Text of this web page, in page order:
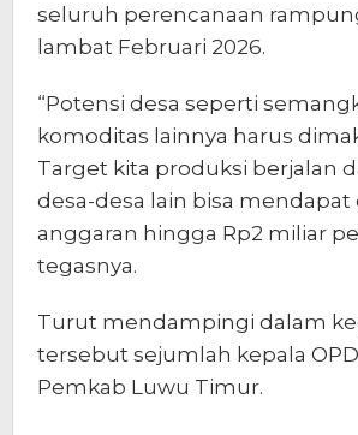
seluruh perencanaan
lambat Februari 2026.
“Potensi desa seperti
komoditas lainnya harus
Target kita produksi berjalan
desa-desa lain bisa
anggaran hingga Rp2 miliar
tegasnya.
Turut mendampingi dalam
tersebut sejumlah kepala
Pemkab Luwu Timur.